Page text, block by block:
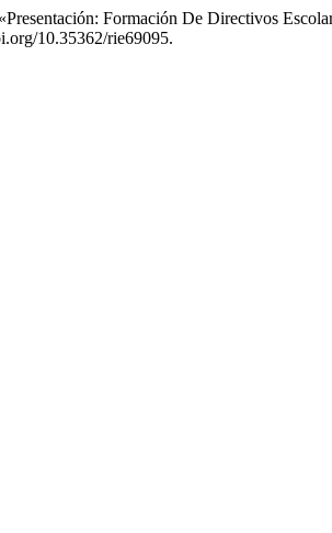
Formación De Directivos
10.35362/rie69095.